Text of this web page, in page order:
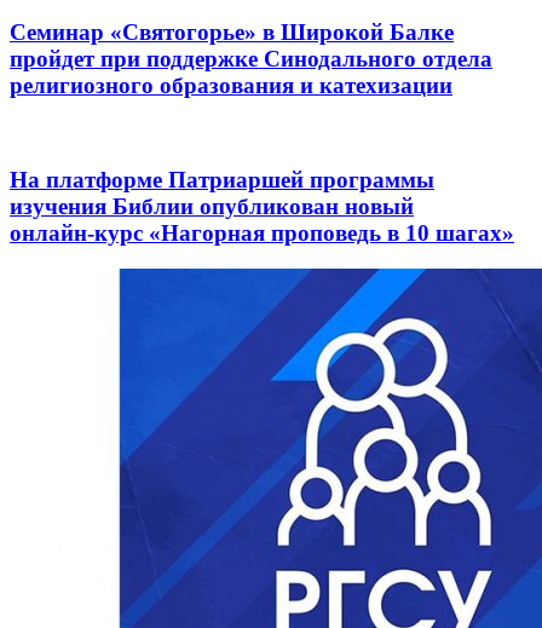
Семинар «Святогорье» в Широкой Балке
пройдет при поддержке Синодального отдела
религиозного образования и катехизации
На платформе Патриаршей программы
изучения Библии опубликован новый
онлайн‑курс «Нагорная проповедь в 10 шагах»